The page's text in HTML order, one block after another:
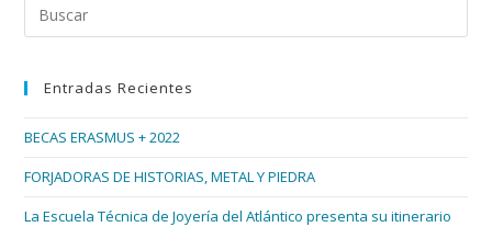
Entradas Recientes
BECAS ERASMUS + 2022
FORJADORAS DE HISTORIAS, METAL Y PIEDRA
La Escuela Técnica de Joyería del Atlántico presenta su itinerario